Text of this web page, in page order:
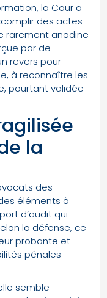
la Cour a
des actes
rarement anodine
par de
revers pour
à reconnaître les
pourtant validée
la
des
éléments à
d’audit qui
la défense, ce
probante et
pénales
semble